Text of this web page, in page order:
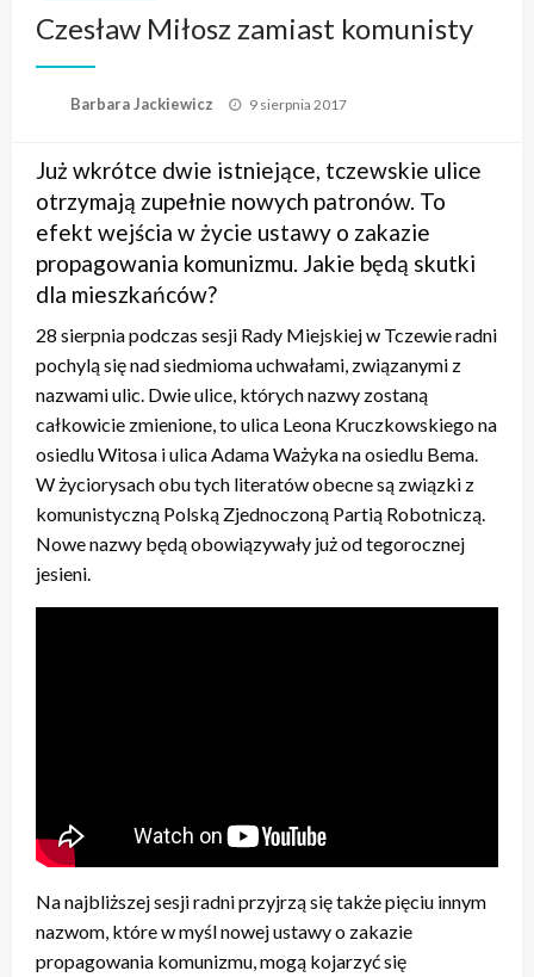
Czesław Miłosz zamiast komunisty
Barbara Jackiewicz
Opublikowane
9 sierpnia 2017
Już wkrótce dwie istniejące, tczewskie ulice
otrzymają zupełnie nowych patronów. To
efekt wejścia w życie ustawy o zakazie
propagowania komunizmu. Jakie będą skutki
dla mieszkańców?
28 sierpnia podczas sesji Rady Miejskiej w Tczewie radni
pochylą się nad siedmioma uchwałami, związanymi z
nazwami ulic. Dwie ulice, których nazwy zostaną
całkowicie zmienione, to ulica Leona Kruczkowskiego na
osiedlu Witosa i ulica Adama Ważyka na osiedlu Bema.
W życiorysach obu tych literatów obecne są związki z
komunistyczną Polską Zjednoczoną Partią Robotniczą.
Nowe nazwy będą obowiązywały już od tegorocznej
jesieni.
Na najbliższej sesji radni przyjrzą się także pięciu innym
nazwom, które w myśl nowej ustawy o zakazie
propagowania komunizmu, mogą kojarzyć się